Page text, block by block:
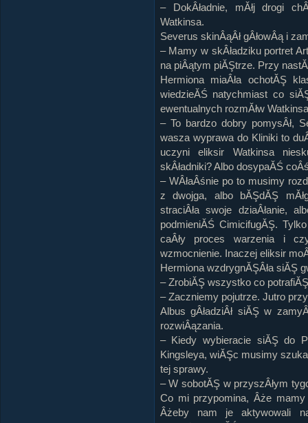
– DokÂładnie, mĂłj drogi
Watkinsa.
Severus skinÂąÂł gÂłowÂą i
– Mamy w skÂładziku portret
na piÂątym piĂŞtrze. Przy
Hermiona miaÂła ochotĂŞ
wiedzieĂŚ natychmiast co
ewentualnych rozmĂłw
– To bardzo dobry pomysÂł,
wasza wyprawa do Kliniki to
uczyni eliksir Watkinsa
skÂładniki? Albo dosypaĂŚ
– WÂłaÂśnie po to musimy
z dwojga, albo bĂŞdĂŞ
straciÂła swoje dziaÂłanie,
podmieniĂŚ CimicifugĂŞ.
caÂły proces warzenia i
wzmocnienie. Inaczej eliksir
Hermiona wzdrygnĂŞÂła siĂŞ
– ZrobiĂŞ wszystko co
– Zaczniemy pojutrze. Jutro
Albus gÂładziÂł siĂŞ w
rozwiÂązania.
– Kiedy wybieracie siĂŞ do
Kingsleya, wiĂŞc musimy
tej sprawy.
– W sobotĂŞ w przyszÂłym
Co mi przypomina, Âże mamy
Âżeby nam je aktywowali